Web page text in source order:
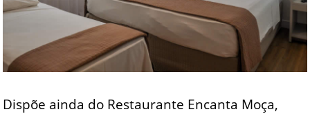
Dispõe ainda do Restaurante Encanta Moça,